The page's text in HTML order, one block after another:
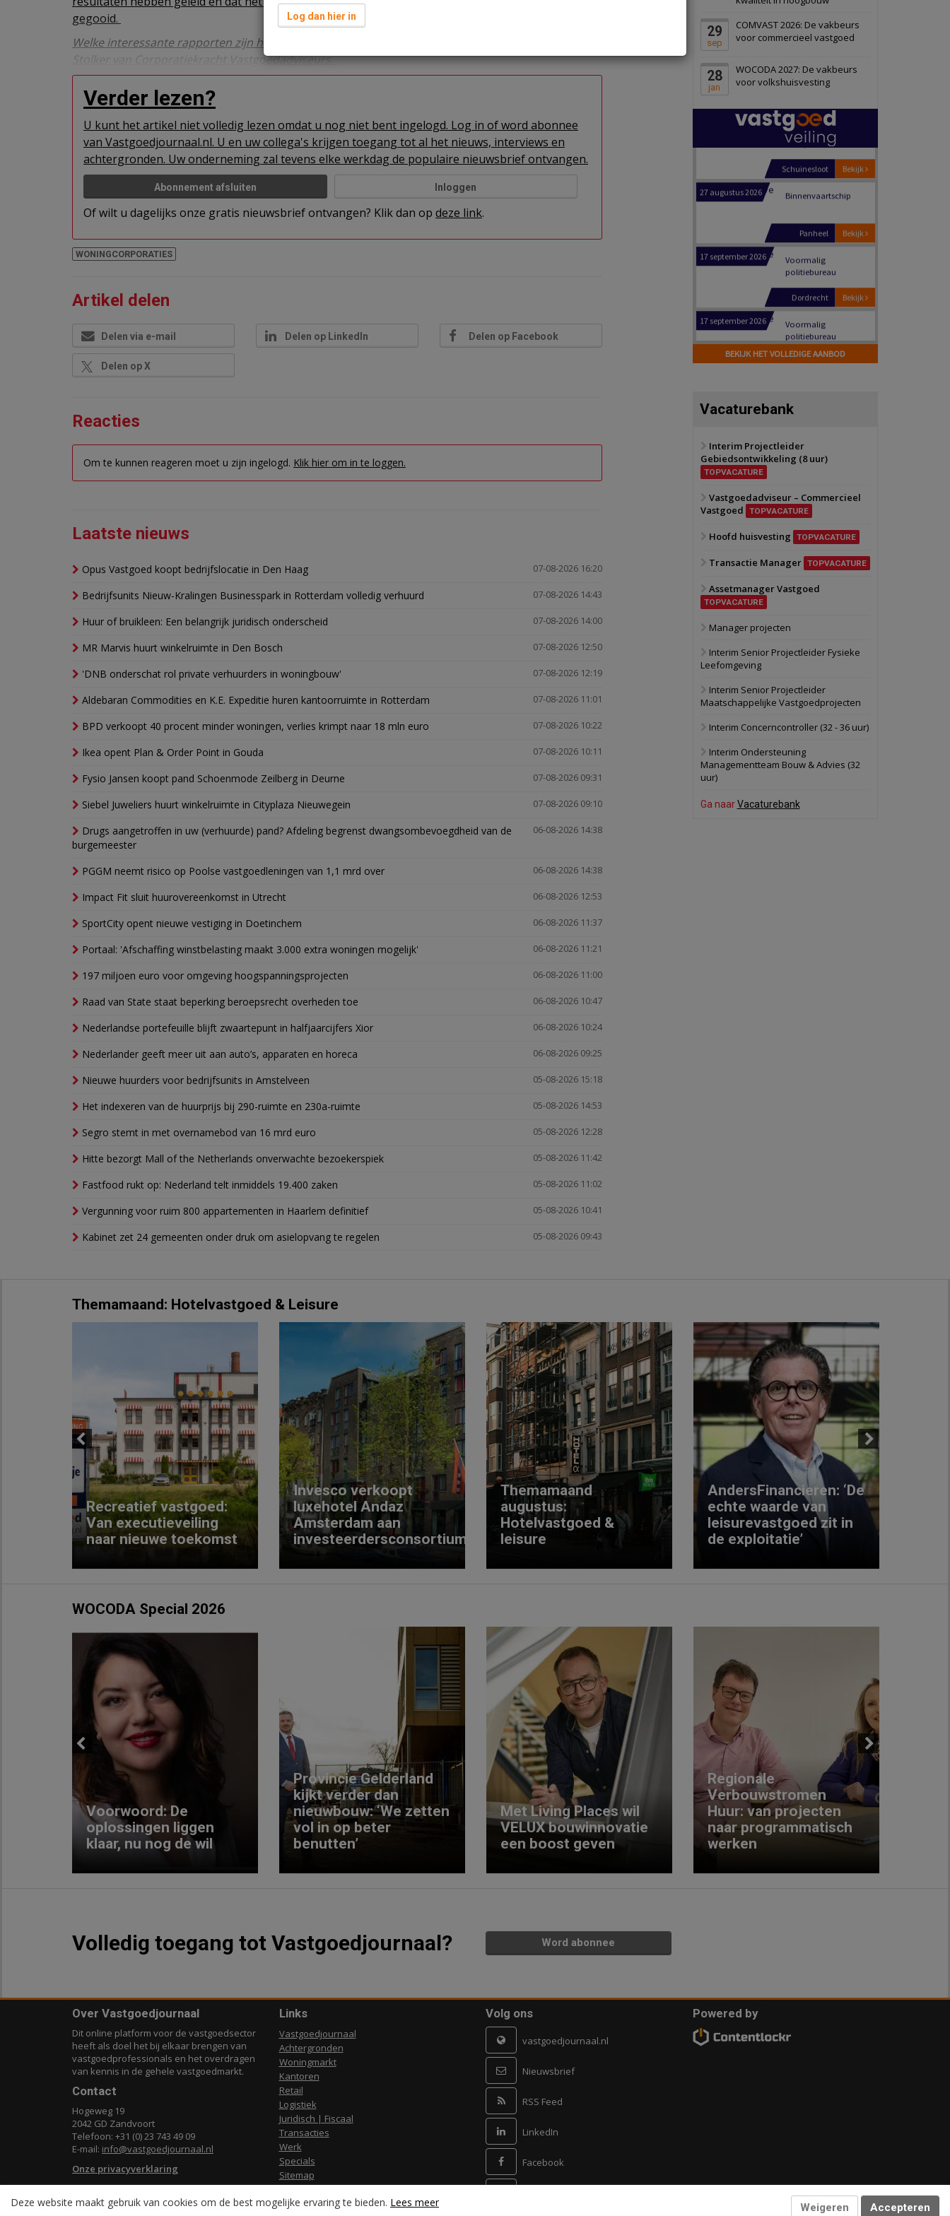
gegooid.
Welke interessante rapporten zijn het? Lees de interessante bijdrage van Hans de Visser en Bob
Stolker van Corporatiekracht Vastgoedadviseurs.
Verder lezen?
U kunt het artikel niet volledig lezen omdat u nog niet bent ingelogd. Log in of word abonnee
van Vastgoedjournaal.nl. U en uw collega's krijgen toegang tot al het nieuws, interviews en
achtergronden. Uw onderneming zal tevens elke werkdag de populaire nieuwsbrief ontvangen.
Abonnement afsluiten Inloggen
Of wilt u dagelijks onze gratis nieuwsbrief ontvangen? Klik dan op deze link.
WONINGCORPORATIES
Artikel delen
Delen via e-mail Delen op LinkedIn Delen op Facebook
Delen op X
Reacties
Om te kunnen reageren moet u zijn ingelogd. Klik hier om in te loggen.
Laatste nieuws
07-08-2026 16:20
Opus Vastgoed koopt bedrijfslocatie in Den Haag
07-08-2026 14:43
Bedrijfsunits Nieuw-Kralingen Businesspark in Rotterdam volledig verhuurd
07-08-2026 14:00
Huur of bruikleen: Een belangrijk juridisch onderscheid
07-08-2026 12:50
MR Marvis huurt winkelruimte in Den Bosch
07-08-2026 12:19
'DNB onderschat rol private verhuurders in woningbouw'
07-08-2026 11:01
Aldebaran Commodities en K.E. Expeditie huren kantoorruimte in Rotterdam
07-08-2026 10:22
BPD verkoopt 40 procent minder woningen, verlies krimpt naar 18 mln euro
07-08-2026 10:11
Ikea opent Plan & Order Point in Gouda
07-08-2026 09:31
Fysio Jansen koopt pand Schoenmode Zeilberg in Deurne
07-08-2026 09:10
Siebel Juweliers huurt winkelruimte in Cityplaza Nieuwegein
06-08-2026 14:38
Drugs aangetroffen in uw (verhuurde) pand? Afdeling begrenst dwangsombevoegdheid van de
burgemeester
06-08-2026 14:38
PGGM neemt risico op Poolse vastgoedleningen van 1,1 mrd over
06-08-2026 12:53
Impact Fit sluit huurovereenkomst in Utrecht
06-08-2026 11:37
SportCity opent nieuwe vestiging in Doetinchem
06-08-2026 11:21
Portaal: 'Afschaffing winstbelasting maakt 3.000 extra woningen mogelijk'
06-08-2026 11:00
197 miljoen euro voor omgeving hoogspanningsprojecten
06-08-2026 10:47
Raad van State staat beperking beroepsrecht overheden toe
06-08-2026 10:24
Nederlandse portefeuille blijft zwaartepunt in halfjaarcijfers Xior
06-08-2026 09:25
Nederlander geeft meer uit aan auto’s, apparaten en horeca
05-08-2026 15:18
Nieuwe huurders voor bedrijfsunits in Amstelveen
05-08-2026 14:53
Het indexeren van de huurprijs bij 290-ruimte en 230a-ruimte
05-08-2026 12:28
Segro stemt in met overnamebod van 16 mrd euro
05-08-2026 11:42
Hitte bezorgt Mall of the Netherlands onverwachte bezoekerspiek
05-08-2026 11:02
Fastfood rukt op: Nederland telt inmiddels 19.400 zaken
05-08-2026 10:41
Vergunning voor ruim 800 appartementen in Haarlem definitief
05-08-2026 09:43
Kabinet zet 24 gemeenten onder druk om asielopvang te regelen
29
sep
COMVAST 2026: De vakbeurs
voor commercieel vastgoed
28
jan
WOCODA 2027: De vakbeurs
voor volkshuisvesting
Schiedam
22 september 2026 Attractiepark
Bekijk
Oranje
28 september 2026
bedrijventerrein
Schuinesloot
Binnenvaartschip
Bekijk
Panheel
Voormalig
politiebureau
Dordrecht
Voormalig
politiebureau
Hilversum
17 september 2026
Voormalig
Zwanenburg
6 oktober 2026
Oranje
28 september 2026
bedrijventerrein
Bekijk
Schuinesloot
politiebureau
17 september 2026
Voormalig
BEKIJK HET VOLLEDIGE AANBOD
Vacaturebank
Interim Projectleider
Gebiedsontwikkeling (8 uur)
TOPVACATURE
Vastgoedadviseur – Commercieel
Vastgoed
TOPVACATURE
Hoofd huisvesting TOPVACATURE
Transactie Manager TOPVACATURE
Assetmanager Vastgoed
TOPVACATURE
Manager projecten
Interim Senior Projectleider Fysieke
Leefomgeving
Interim Senior Projectleider
Maatschappelijke Vastgoedprojecten
Interim Concerncontroller (32 - 36 uur)
Interim Ondersteuning
Managementteam Bouw & Advies (32
uur)
Ga naarVacaturebank
Themamaand: Hotelvastgoed & Leisure
Previous
Recreatief vastgoed:
Van executieveiling
naar nieuwe toekomst
Invesco verkoopt
luxehotel Andaz
Amsterdam aan
investeerdersconsortium
Themamaand
augustus:
Hotelvastgoed &
leisure
AndersFinancieren: ‘De
echte waarde van
leisurevastgoed zit in
de exploitatie’
Next
WOCODA Special 2026
Previous
Voorwoord: De
oplossingen liggen
klaar, nu nog de wil
Provincie Gelderland
kijkt verder dan
nieuwbouw: ‘We zetten
vol in op beter
benutten’
Met Living Places wil
VELUX bouwinnovatie
een boost geven
Regionale
Verbouwstromen
Huur: van projecten
naar programmatisch
werken
Next
Volledig toegang tot Vastgoedjournaal? Word abonnee
Over Vastgoedjournaal
Dit online platform voor de vastgoedsector
heeft als doel het bij elkaar brengen van
vastgoedprofessionals en het overdragen
van kennis in de gehele vastgoedmarkt.
Contact
Hogeweg 19
2042 GD Zandvoort
Telefoon: +31 (0) 23 743 49 09
E-mail: info@vastgoedjournaal.nl
Onze privacyverklaring
Links
Vastgoedjournaal
Achtergronden
Woningmarkt
Kantoren
Retail
Logistiek
Juridisch | Fiscaal
Transacties
Werk
Specials
Sitemap
Volg ons
vastgoedjournaal.nl
Nieuwsbrief
RSS Feed
LinkedIn
Facebook
Powered by
Deze website maakt gebruik van cookies om de best mogelijke ervaring te bieden. Lees meer Weigeren Accepteren
Log dan hier in